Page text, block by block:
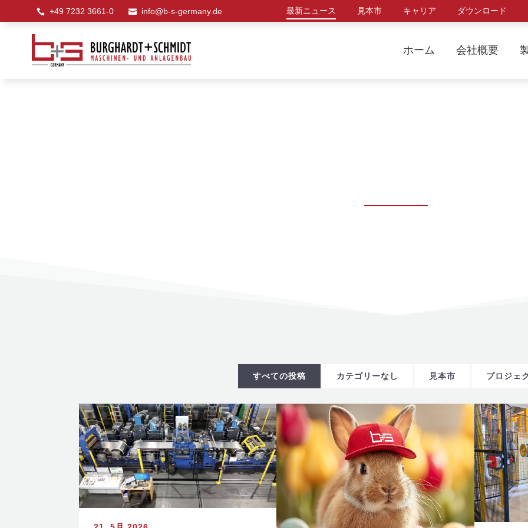
 +49 7232 3661-0  info@b-s-germany.de 最新ニュース 見本市 キャリア ダウンロード
ホーム 会社概要
すべての投稿 カテゴリーなし 見本市 プロジェ